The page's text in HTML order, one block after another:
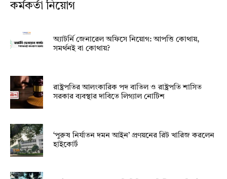
কর্মকর্তা নিয়োগ
অ্যাটর্নি জেনারেল অফিসে নিয়োগ: আপত্তি কোথায়,
সমর্থনই বা কোথায়?
রাষ্ট্রপতির আলংকারিক পদ বাতিল ও রাষ্ট্রপতি শাসিত
সরকার ব্যবস্থার দাবিতে লিগ্যাল নোটিশ
‘পুরুষ নির্যাতন দমন আইন’ প্রণয়নের রিট খারিজ করলেন
হাইকোর্ট